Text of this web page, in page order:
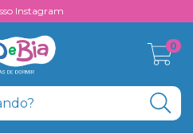
Instagram
0